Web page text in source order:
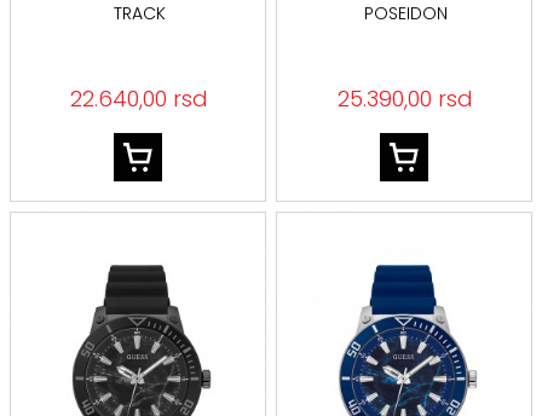
TRACK
22.640,00 rsd
POSEIDON
25.390,00 rsd